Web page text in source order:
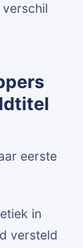
eerste
in
versteld